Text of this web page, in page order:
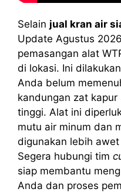
Selain jual kran air
Update Agustus
pemasangan alat
di lokasi. Ini
Anda belum
kandungan zat
tinggi. Alat ini
mutu air minum dan
digunakan lebih
Segera hubungi tim
siap membantu
Anda dan proses